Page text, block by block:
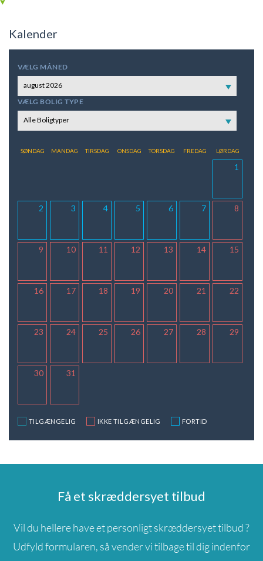
Kalender
VÆLG MÅNED
august 2026
VÆLG BOLIG TYPE
Alle Boligtyper
SØNDAG MANDAG TIRSDAG ONSDAG TORSDAG FREDAG LØRDAG
1
2 3 4 5 6 7 8
9 10 11 12 13 14 15
16 17 18 19 20 21 22
23 24 25 26 27 28 29
30 31
TILGÆNGELIG IKKE TILGÆNGELIG FORTID
Få et skræddersyet tilbud
Vil du hellere have et personligt skræddersyet tilbud ?
Udfyld formularen, så vender vi tilbage til dig indenfor